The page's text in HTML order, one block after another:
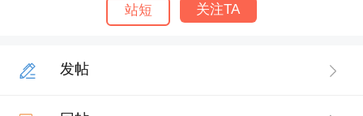
站短 关注TA
发帖